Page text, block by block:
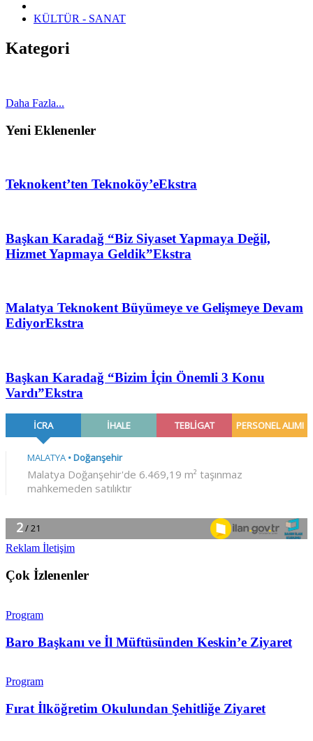
KÜLTÜR - SANAT
Kategori
Daha Fazla...
Yeni Eklenenler
Teknokent’ten Teknoköy’eEkstra
Başkan Karadağ “Biz Siyaset Yapmaya Değil,
Hizmet Yapmaya Geldik”Ekstra
Malatya Teknokent Büyümeye ve Gelişmeye Devam
EdiyorEkstra
Başkan Karadağ “Bizim İçin Önemli 3 Konu
Vardı”Ekstra
Reklam İletişim
Çok İzlenenler
Program
Baro Başkanı ve İl Müftüsünden Keskin’e Ziyaret
Program
Fırat İlköğretim Okulundan Şehitliğe Ziyaret